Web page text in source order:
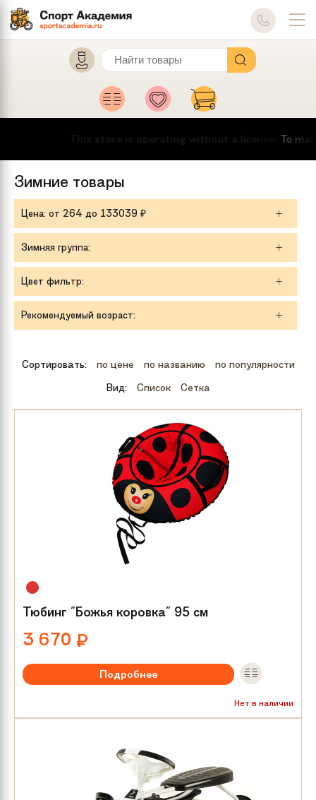
This store is operating without a license. To make
Зимние товары
Цена: от 264 до 133039 ₽
Зимняя группа:
Цвет фильтр:
Рекомендуемый возраст:
Сортировать: по цене по названию
по популярности
Вид:
Список Сетка
Тюбинг "Божья коровка" 95 см
3 670 ₽
Подробнее
Нет в наличии